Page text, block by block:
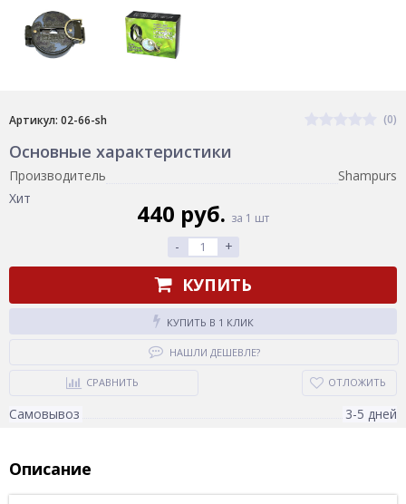
Артикул: 02-66-sh (0)
Основные характеристики
Производитель
Shampurs
Хит
440 руб. за 1 шт
- +
КУПИТЬ
КУПИТЬ В 1 КЛИК
НАШЛИ ДЕШЕВЛЕ?
СРАВНИТЬ ОТЛОЖИТЬ
Самовывоз 3-5 дней
Описание